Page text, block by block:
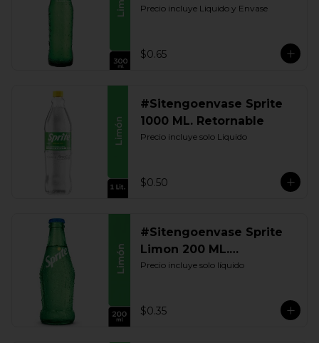
Retornable
Precio incluye Liquido y Envase
$0.65
#Sitengoenvase Sprite
1000 ML. Retornable
Precio incluye solo Liquido
$0.50
#Sitengoenvase Sprite
Limon 200 ML.
Retornable
Precio incluye solo líquido
$0.35